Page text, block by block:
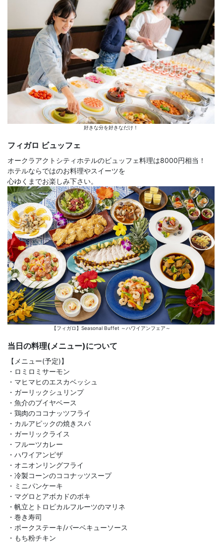
好きな分を好きなだけ！
フィガロ ビュッフェ
オークラアクトシティホテルのビュッフェ料理は8000円相当！
ホテルならではのお料理やスイーツを
心ゆくまでお楽しみ下さい。
【フィガロ】Seasonal Buffet ～ハワイアンフェア～
当日の料理(メニュー)について
【メニュー(予定)】
・ロミロミサーモン
・マヒマヒのエスカベッシュ
・ガーリックシュリンプ
・魚介のブイヤベース
・鶏肉のココナッツフライ
・カルアピックの焼きスパ
・ガーリックライス
・フルーツカレー
・ハワイアンピザ
・オニオンリングフライ
・冷製コーンのココナッツスープ
・ミニパンケーキ
・マグロとアボカドのポキ
・帆立とトロピカルフルーツのマリネ
・巻き寿司
・ポークステーキ/バーベキューソース
・もち粉チキン